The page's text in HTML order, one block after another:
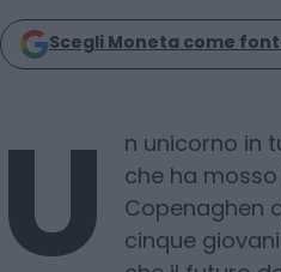
Scegli Moneta come
U
n unicorno in
che ha
Copenaghen
cinque